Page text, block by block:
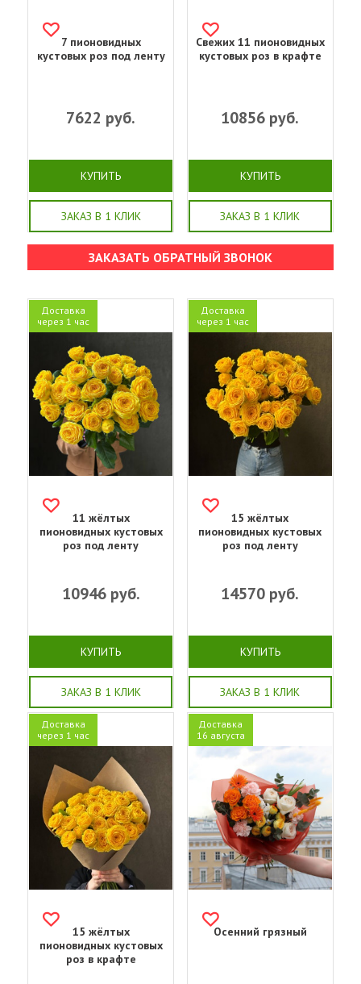
7 пионовидных
кустовых роз под ленту
7622 руб.
КУПИТЬ
ЗАКАЗ В 1 КЛИК
Свежих 11 пионовидных
кустовых роз в крафте
10856 руб.
КУПИТЬ
ЗАКАЗ В 1 КЛИК
ЗАКАЗАТЬ ОБРАТНЫЙ ЗВОНОК
Доставка
через 1 час
11 жёлтых
пионовидных кустовых
роз под ленту
10946руб.
КУПИТЬ
ЗАКАЗ В 1 КЛИК
Доставка
через 1 час
15 жёлтых
пионовидных кустовых
роз под ленту
14570 руб.
КУПИТЬ
ЗАКАЗ В 1 КЛИК
Доставка
через 1 час
15 жёлтых
пионовидных кустовых
роз в крафте
Доставка
16 августа
Осенний грязный